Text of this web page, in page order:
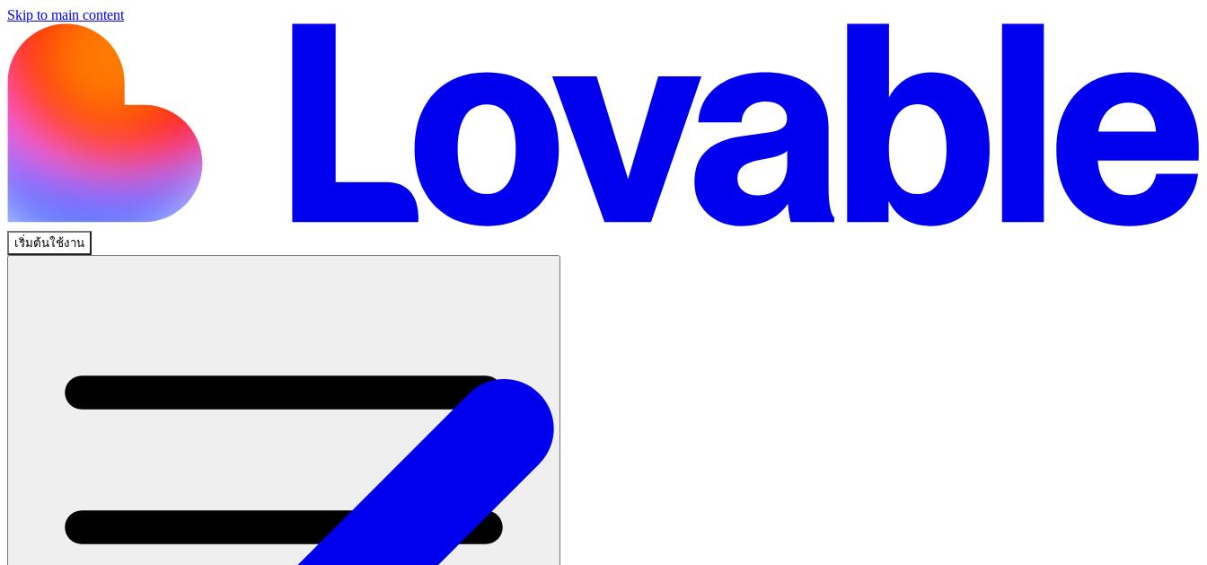
Skip to main content
เริ่มต้นใช้งาน